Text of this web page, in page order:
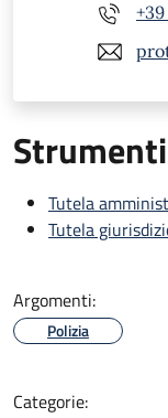
Tutela
Tutela
Argomenti:
Polizia
Categorie: